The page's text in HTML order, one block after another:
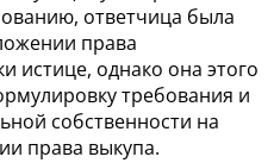
ответчица была
права
истице, однако она этого
требования и
собственности на
права выкупа.